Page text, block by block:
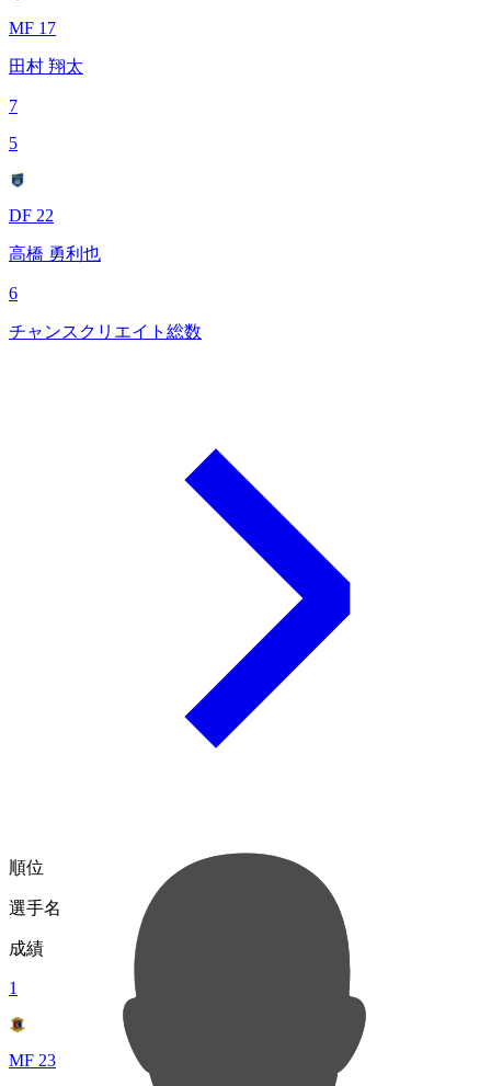
MF 17
田村 翔太
7
5
DF 22
高橋 勇利也
6
チャンスクリエイト総数
順位
選手名
成績
1
MF 23